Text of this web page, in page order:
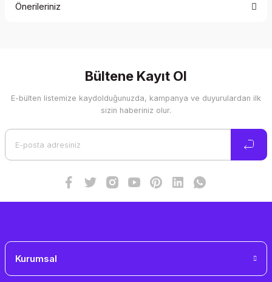
Önerileriniz
Görüş ve önerileriniz için teşekkür ederiz.
Ürün resmi kalitesiz, bozuk veya görüntülenemiyor.
Bültene Kayıt Ol
E-bülten listemize kaydolduğunuzda, kampanya ve duyurulardan ilk
sizin haberiniz olur.
Kurumsal